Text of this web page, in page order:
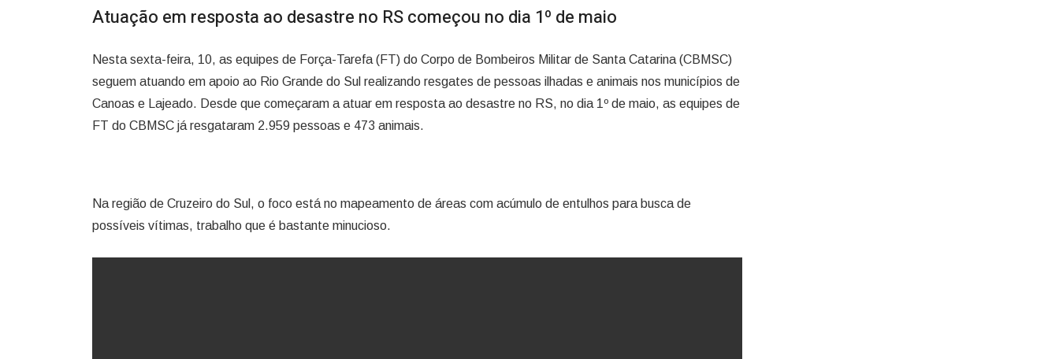
Atuação em resposta ao desastre no RS começou no dia 1º de maio
Nesta sexta-feira, 10, as equipes de Força-Tarefa (FT) do Corpo de Bombeiros Militar de Santa Catarina (CBMSC)
seguem atuando em apoio ao Rio Grande do Sul realizando resgates de pessoas ilhadas e animais nos municípios de
Canoas e Lajeado. Desde que começaram a atuar em resposta ao desastre no RS, no dia 1º de maio, as equipes de
FT do CBMSC já resgataram 2.959 pessoas e 473 animais.
Na região de Cruzeiro do Sul, o foco está no mapeamento de áreas com acúmulo de entulhos para busca de
possíveis vítimas, trabalho que é bastante minucioso.